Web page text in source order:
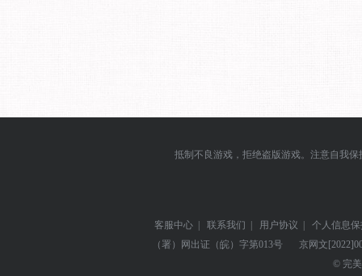
抵制不良游戏，拒绝盗版游戏。注意自我
客服中心 | 联系我们 | 用户协议 |
个人信息
（署）网出证（皖）字第013号
京网文
© 完美